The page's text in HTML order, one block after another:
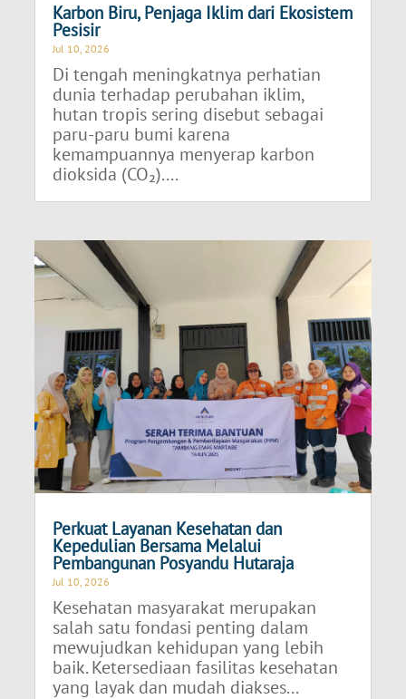
Karbon Biru, Penjaga Iklim dari Ekosistem
Pesisir
Jul 10, 2026
Di tengah meningkatnya perhatian
dunia terhadap perubahan iklim,
hutan tropis sering disebut sebagai
paru-paru bumi karena
kemampuannya menyerap karbon
dioksida (CO₂)....
Perkuat Layanan Kesehatan dan
Kepedulian Bersama Melalui
Pembangunan Posyandu Hutaraja
Jul 10, 2026
Kesehatan masyarakat merupakan
salah satu fondasi penting dalam
mewujudkan kehidupan yang lebih
baik. Ketersediaan fasilitas kesehatan
yang layak dan mudah diakses...